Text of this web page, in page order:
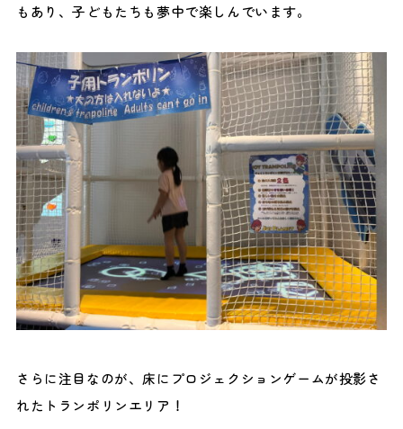
もあり、子どもたちも夢中で楽しんでいます。
さらに注目なのが、床にプロジェクションゲームが投影さ
れたトランポリンエリア！